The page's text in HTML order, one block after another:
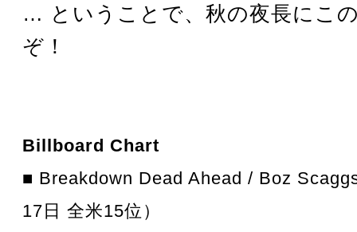
… ということで、秋の夜長にこ
ぞ！
Billboard Chart
■ Breakdown Dead Ahead / Boz
17日 全米15位）